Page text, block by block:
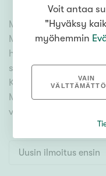
Asuntotyyppi
Kerros-/luhtitalo
Rivitalo/paritalo
Omakoti-/
Maa- tai
Vapaa-ajan
Meiltä löydät
Merihaka kattavasti
hakutyökalumme
sitten tähtäimessä
Katso alta kaikki
Merihaka ja valitse
videoesittelyihimme!
Uusin ilmoitus ensin
Voit antaa
"Hyväksy
myöhemmin
VAIN